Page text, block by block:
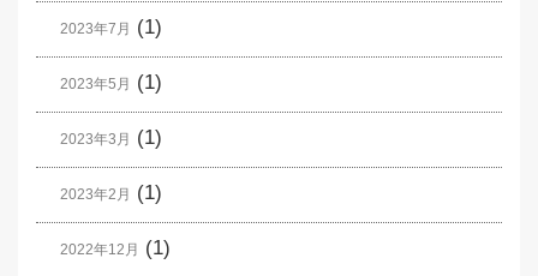
2023年7月 (1)
2023年5月 (1)
2023年3月 (1)
2023年2月 (1)
2022年12月 (1)